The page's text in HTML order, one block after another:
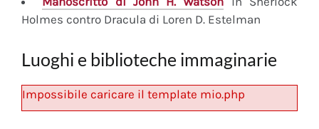
Holmes contro Dracula di Loren D. Estelman
Luoghi e biblioteche immaginarie
Impossibile caricare il template mio.php